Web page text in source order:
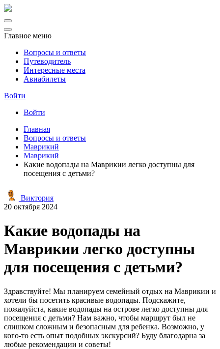
Главное меню
Вопросы и ответы
Путеводитель
Интересные места
Авиабилеты
Войти
Войти
Главная
Вопросы и ответы
Маврикий
Маврикий
Какие водопады на Маврикии легко доступны для
посещения с детьми?
Виктория
20 октября 2024
Какие водопады на
Маврикии легко доступны
для посещения с детьми?
Здравствуйте! Мы планируем семейный отдых на Маврикии и
хотели бы посетить красивые водопады. Подскажите,
пожалуйста, какие водопады на острове легко доступны для
посещения с детьми? Нам важно, чтобы маршрут был не
слишком сложным и безопасным для ребенка. Возможно, у
кого-то есть опыт подобных экскурсий? Буду благодарна за
любые рекомендации и советы!